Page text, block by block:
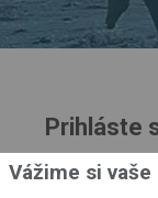
Prihláste
Posielame zážitky,
výrobky, ako
Vážime si